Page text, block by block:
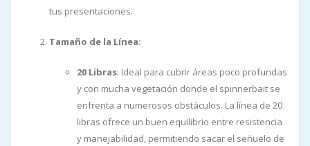
tus presentaciones.
Tamaño de la Línea:
20 Libras: Ideal para cubrir áreas poco profundas
y con mucha vegetación donde el spinnerbait se
enfrenta a numerosos obstáculos. La línea de 20
libras ofrece un buen equilibrio entre resistencia
y manejabilidad, permitiendo sacar el señuelo de